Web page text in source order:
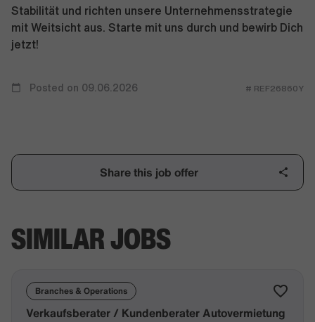
Stabilität und richten unsere Unternehmensstrategie
mit Weitsicht aus. Starte mit uns durch und bewirb Dich
jetzt!
Posted on 09.06.2026 # REF26860Y
Share this job offer
SIMILAR JOBS
Branches & Operations
Verkaufsberater / Kundenberater Autovermietung